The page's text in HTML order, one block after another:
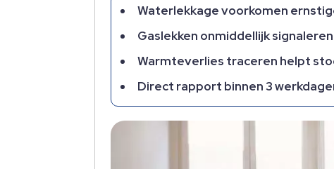
Waterlekkage voorkomen
Gaslekken onmiddellijk
Warmteverlies traceren helpt
Direct rapport binnen 3